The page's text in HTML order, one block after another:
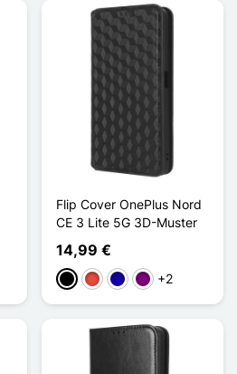
Flip Cover OnePlus Nord
CE 3 Lite 5G 3D-Muster
14,99 €
Schwarz
Rot Dunkelblau
Violett
+2